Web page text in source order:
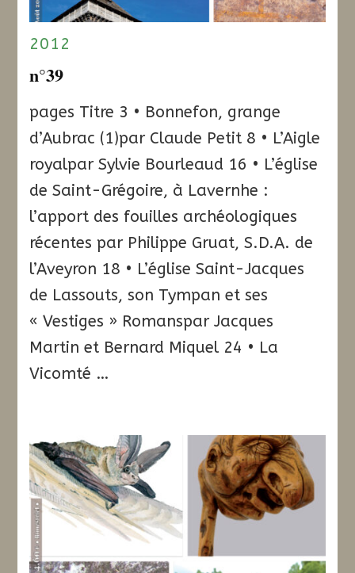
2012
n°39
pages Titre 3 • Bonnefon, grange
d’Aubrac (1)par Claude Petit 8 • L’Aigle
royalpar Sylvie Bourleaud 16 • L’église
de Saint-Grégoire, à Lavernhe :
l’apport des fouilles archéologiques
récentes par Philippe Gruat, S.D.A. de
l’Aveyron 18 • L’église Saint-Jacques
de Lassouts, son Tympan et ses
« Vestiges » Romanspar Jacques
Martin et Bernard Miquel 24 • La
Vicomté …